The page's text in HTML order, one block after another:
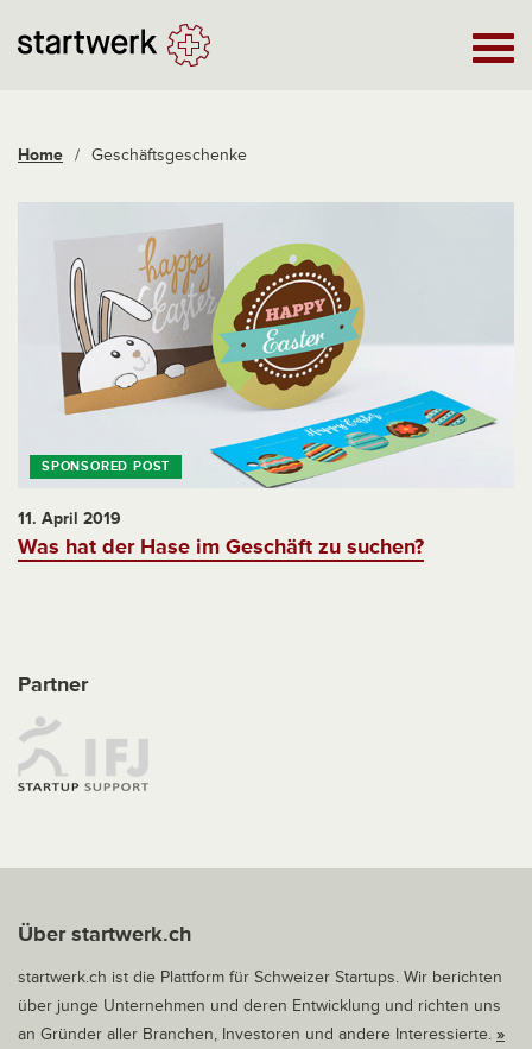
Home / Geschäftsgeschenke
11. April 2019
Was hat der Hase im Geschäft zu suchen?
Partner
Über startwerk.ch
startwerk.ch ist die Plattform für Schweizer Startups. Wir berichten
über junge Unternehmen und deren Entwicklung und richten uns
an Gründer aller Branchen, Investoren und andere Interessierte. »